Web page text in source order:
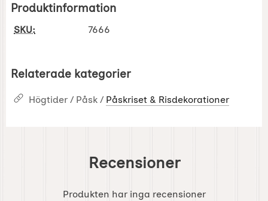
Produktinformation
SKU: 7666
Relaterade kategorier
Högtider / Påsk / Påskriset & Risdekorationer
Recensioner
Produkten har inga recensioner